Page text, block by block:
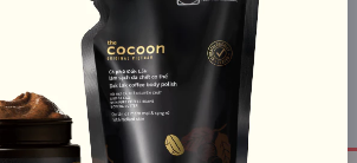
rạp tại Thái Bình: Lotte Cinema